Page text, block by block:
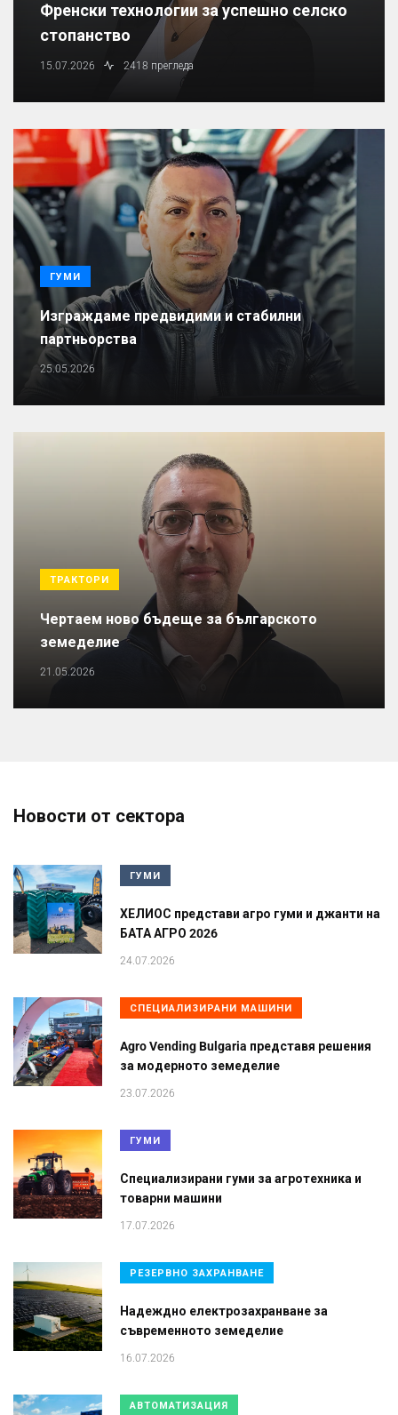
Френски технологии за успешно селско
стопанство
15.07.2026 2418 прегледа
ГУМИ
Изграждаме предвидими и стабилни
партньорства
25.05.2026
ТРАКТОРИ
Чертаем ново бъдеще за българското
земеделие
21.05.2026
Новости от сектора
ГУМИ
ХЕЛИОС представи агро гуми и джанти на
БАТА АГРО 2026
24.07.2026
СПЕЦИАЛИЗИРАНИ МАШИНИ
Agro Vending Bulgaria представя решения
за модерното земеделие
23.07.2026
ГУМИ
Специализирани гуми за агротехника и
товарни машини
17.07.2026
РЕЗЕРВНО ЗАХРАНВАНЕ
Надеждно електрозахранване за
съвременното земеделие
16.07.2026
АВТОМАТИЗАЦИЯ